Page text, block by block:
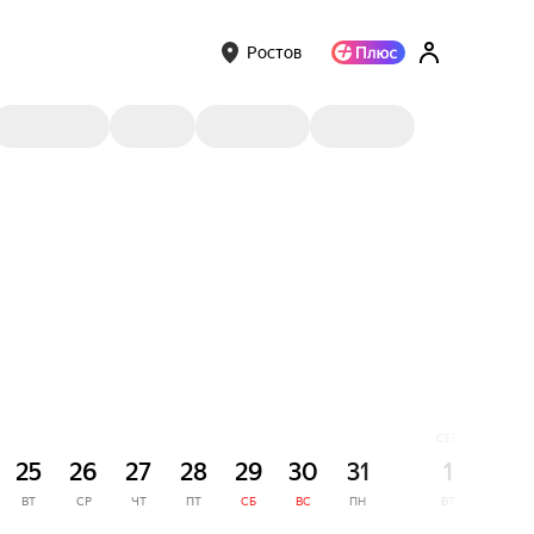
Ростов
25
ВТ
26
СР
27
ЧТ
28
ПТ
29
СБ
30
ВС
31
ПН
1
ВТ